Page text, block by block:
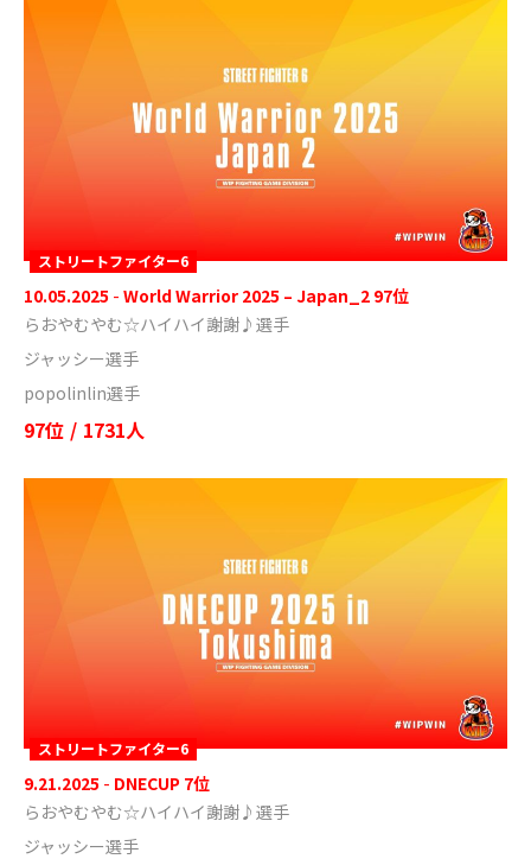
ストリートファイター6
10.05.2025 - World Warrior 2025 – Japan_2 97位
らおやむやむ☆ハイハイ謝謝♪選手
ジャッシー選手
popolinlin選手
97位 / 1731人
ストリートファイター6
9.21.2025 - DNECUP 7位
らおやむやむ☆ハイハイ謝謝♪選手
ジャッシー選手